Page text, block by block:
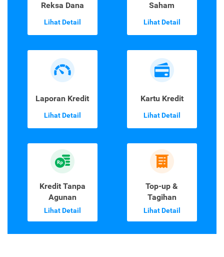
Reksa Dana
Lihat Detail
Saham
Lihat Detail
Laporan Kredit
Lihat Detail
Kartu Kredit
Lihat Detail
Kredit Tanpa
Agunan
Lihat Detail
Top-up &
Tagihan
Lihat Detail